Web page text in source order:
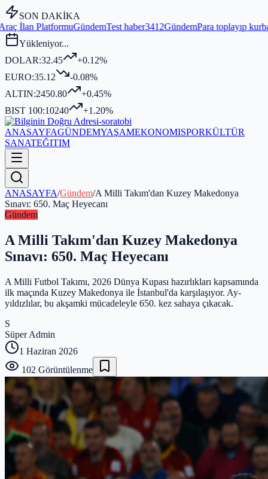
SON DAKİKA
Gündem Test haber3412GündemPara toplayıp kurban kesmediği
Yükleniyor...
DOLAR:32.45
+0.12%
EURO:35.12
-0.08%
ALTIN:2450.80
+0.45%
BIST 100:10240 +1.20%
ANASAYFAGÜNDEMYAŞAMEKONOMISPORKÜLTÜR
SANATEĞITIM
ANASAYFA/Gündem/A Milli Takım'dan Kuzey Makedonya
Sınavı: 650. Maç Heyecanı
Gündem
A Milli Takım'dan Kuzey Makedonya
Sınavı: 650. Maç Heyecanı
A Milli Futbol Takımı, 2026 Dünya Kupası hazırlıkları kapsamında
ilk maçında Kuzey Makedonya ile İstanbul'da karşılaşıyor. Ay-
yıldızlılar, bu akşamki mücadeleyle 650. kez sahaya çıkacak.
S
Süper Admin
1 Haziran 2026
102 Görüntülenme